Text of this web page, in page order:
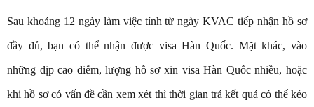
Sau khoảng 12 ngày làm việc tính từ ngày KVAC tiếp nhận hồ sơ
đầy đủ, bạn có thể nhận được visa Hàn Quốc. Mặt khác, vào
những dịp cao điểm, lượng hồ sơ xin visa Hàn Quốc nhiều, hoặc
khi hồ sơ có vấn đề cần xem xét thì thời gian trả kết quả có thể kéo